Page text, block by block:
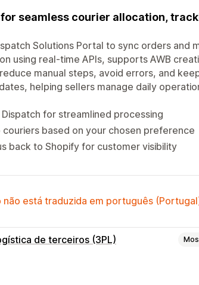
seamless courier allocation,
Solutions Portal to sync orders and
using real-time APIs, supports AWB
manual steps, avoid errors, and
helping sellers manage daily
for streamlined processing
based on your chosen preference
back to Shopify for customer visibility
não está traduzida em português
de terceiros (3PL)